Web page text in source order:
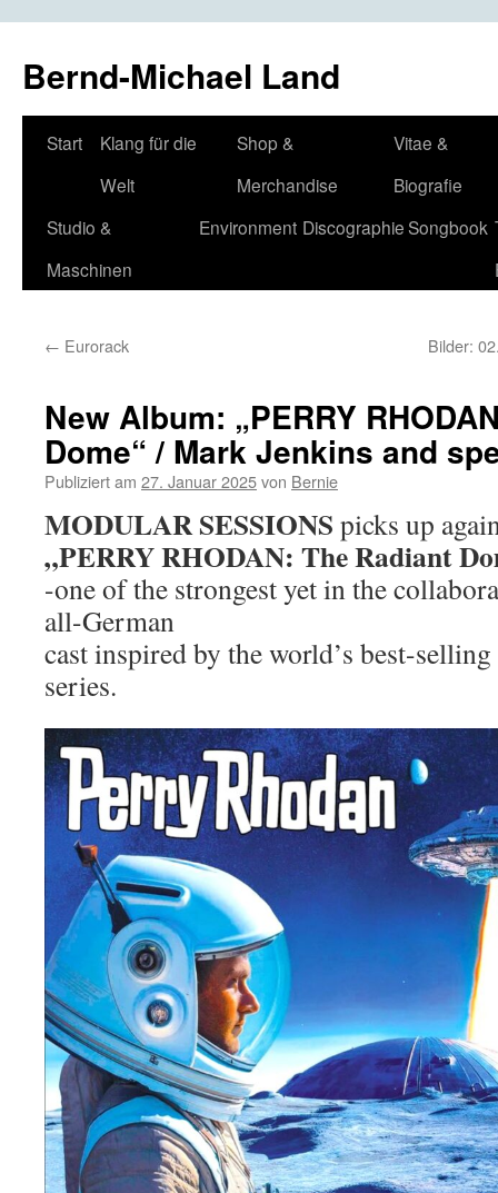
Bernd-Michael Land
Zum
springen
Start
Klang für die
Welt
Shop &
Merchandise
Vitae &
Biografie
Studio &
Maschinen
Environment DiscographieSongbook
← Eurorack Bilder:
New Album: „PERRY
Dome“ / Mark Jenkins and
Publiziert am 27. Januar 2025von Bernie
MODULAR SESSIONS picks up
„PERRY RHODAN: The Radiant
-one of the strongest yet in the
all-German
cast inspired by the world’s best-
series.